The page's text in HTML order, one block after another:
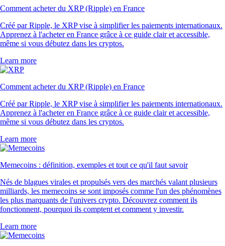
Comment acheter du XRP (Ripple) en France
Créé par Ripple, le XRP vise à simplifier les paiements internationaux.
Apprenez à l'acheter en France grâce à ce guide clair et accessible,
même si vous débutez dans les cryptos.
Learn more
Comment acheter du XRP (Ripple) en France
Créé par Ripple, le XRP vise à simplifier les paiements internationaux.
Apprenez à l'acheter en France grâce à ce guide clair et accessible,
même si vous débutez dans les cryptos.
Learn more
Memecoins : définition, exemples et tout ce qu'il faut savoir
Nés de blagues virales et propulsés vers des marchés valant plusieurs
milliards, les memecoins se sont imposés comme l'un des phénomènes
les plus marquants de l'univers crypto. Découvrez comment ils
fonctionnent, pourquoi ils comptent et comment y investir.
Learn more